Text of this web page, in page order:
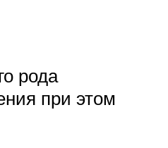
рода
при этом